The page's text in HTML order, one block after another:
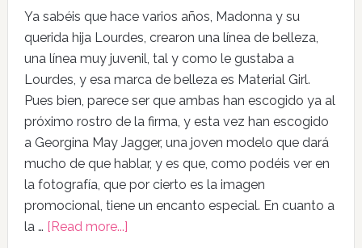
Ya sabéis que hace varios años, Madonna y su
querida hija Lourdes, crearon una línea de belleza,
una línea muy juvenil, tal y como le gustaba a
Lourdes, y esa marca de belleza es Material Girl.
Pues bien, parece ser que ambas han escogido ya al
próximo rostro de la firma, y esta vez han escogido
a Georgina May Jagger, una joven modelo que dará
mucho de que hablar, y es que, como podéis ver en
la fotografía, que por cierto es la imagen
promocional, tiene un encanto especial. En cuanto a
la … [Read more...]